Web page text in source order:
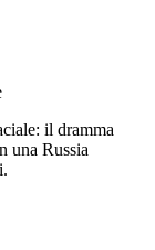
il dramma
una Russia